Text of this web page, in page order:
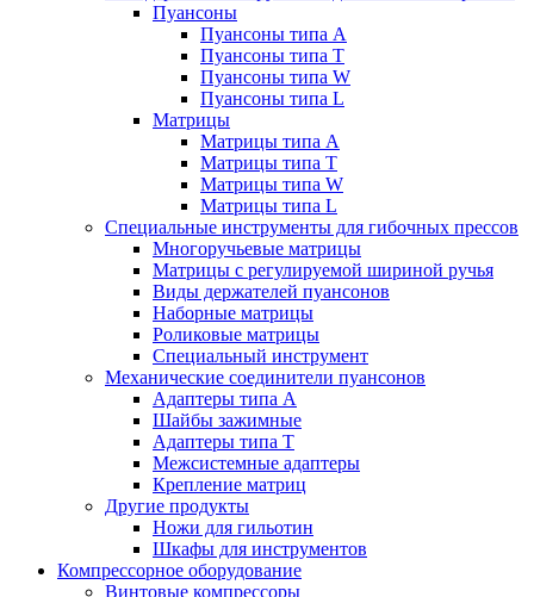
Пуансоны
Пуансоны типа A
Пуансоны типа T
Пуансоны типа W
Пуансоны типа L
Матрицы
Матрицы типа A
Матрицы типа T
Матрицы типа W
Матрицы типа L
Специальные инструменты для гибочных прессов
Многоручьевые матрицы
Матрицы с регулируемой шириной ручья
Виды держателей пуансонов
Наборные матрицы
Роликовые матрицы
Специальный инструмент
Механические соединители пуансонов
Адаптеры типа A
Шайбы зажимные
Адаптеры типа T
Межсистемные адаптеры
Крепление матриц
Другие продукты
Ножи для гильотин
Шкафы для инструментов
Компрессорное оборудование
Винтовые компрессоры